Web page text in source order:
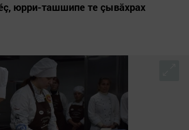
юрри-ташшипе те çывăхрах